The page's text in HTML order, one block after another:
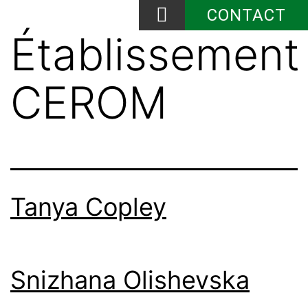
CONTACT
CEROM
Tanya Copley
Snizhana Olishevska